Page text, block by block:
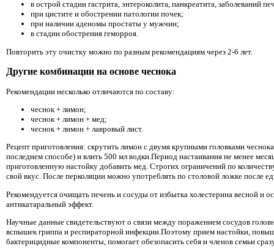
в острой стадии гастрита, энтероколита, панкреатита, заболеваний
при цистите и обострении патологии почек;
при наличии аденомы простаты у мужчин;
в стадии обострения геморроя.
Повторить эту очистку можно по разным рекомендациям через 2-6 лет.
Другие комбинации на основе чеснока
Рекомендации несколько отличаются по составу:
чеснок + лимон;
чеснок + лимон + мед;
чеснок + лимон + лавровый лист.
Рецепт приготовления: скрутить лимон с двумя крупными головками
последнем способе) и влить 500 мл водки.Период настаивания не менее
приготовленную настойку добавить мед. Строгих ограничений по
свой вкус. После перколяции можно употреблять по столовой ложке после
Рекомендуется очищать печень и сосуды от избытка холестерина весной и
антикатаральный эффект.
Научные данные свидетельствуют о связи между поражением сосудов
вспышек гриппа и респираторной инфекции.Поэтому прием настойки,
бактерицидные компоненты, помогает обезопасить себя и членов семьи